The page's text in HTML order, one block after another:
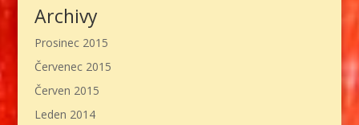
Archivy
Prosinec 2015
Červenec 2015
Červen 2015
Leden 2014